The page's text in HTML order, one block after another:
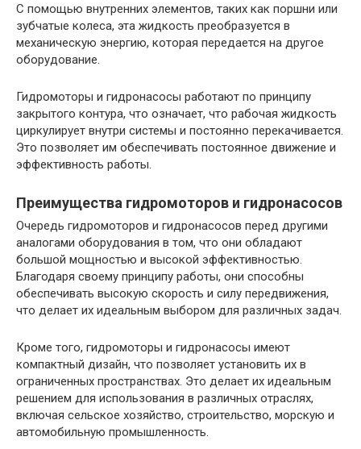
С помощью внутренних элементов, таких как поршни или
зубчатые колеса, эта жидкость преобразуется в
механическую энергию, которая передается на другое
оборудование.
Гидромоторы и гидронасосы работают по принципу
закрытого контура, что означает, что рабочая жидкость
циркулирует внутри системы и постоянно перекачивается.
Это позволяет им обеспечивать постоянное движение и
эффективность работы.
Преимущества гидромоторов и гидронасосов
Очередь гидромоторов и гидронасосов перед другими
аналогами оборудования в том, что они обладают
большой мощностью и высокой эффективностью.
Благодаря своему принципу работы, они способны
обеспечивать высокую скорость и силу передвижения,
что делает их идеальным выбором для различных задач.
Кроме того, гидромоторы и гидронасосы имеют
компактный дизайн, что позволяет установить их в
ограниченных пространствах. Это делает их идеальным
решением для использования в различных отраслях,
включая сельское хозяйство, строительство, морскую и
автомобильную промышленность.